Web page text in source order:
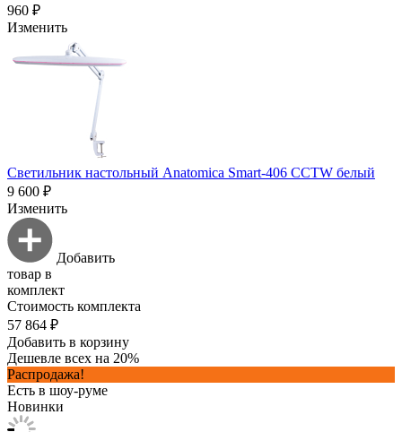
960 ₽
Изменить
Светильник настольный Anatomica Smart-406 CCTW белый
9 600 ₽
Изменить
Добавить
товар в
комплект
Стоимость комплекта
57 864 ₽
Добавить в корзину
Дешевле всех на 20%
Распродажа!
Есть в шоу-руме
Новинки